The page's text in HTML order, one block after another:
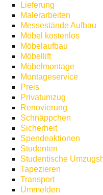
Lieferung
Malerarbeiten
Messestände Aufbau
Möbel kostenlos
Möbelaufbau
Möbellift
Möbelmontage
Montageservice
Preis
Privatumzug
Renovierung
Schnäppchen
Sicherheit
Spendeaktionen
Studenten
Studentische
Tapezieren
Transport
Ummelden